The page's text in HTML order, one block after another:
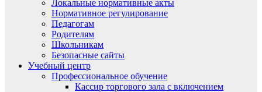
Локальные нормативные акты
Нормативное регулирование
Педагогам
Родителям
Школьникам
Безопасные сайты
Учебный центр
Профессиональное обучение
Кассир торгового зала с включением